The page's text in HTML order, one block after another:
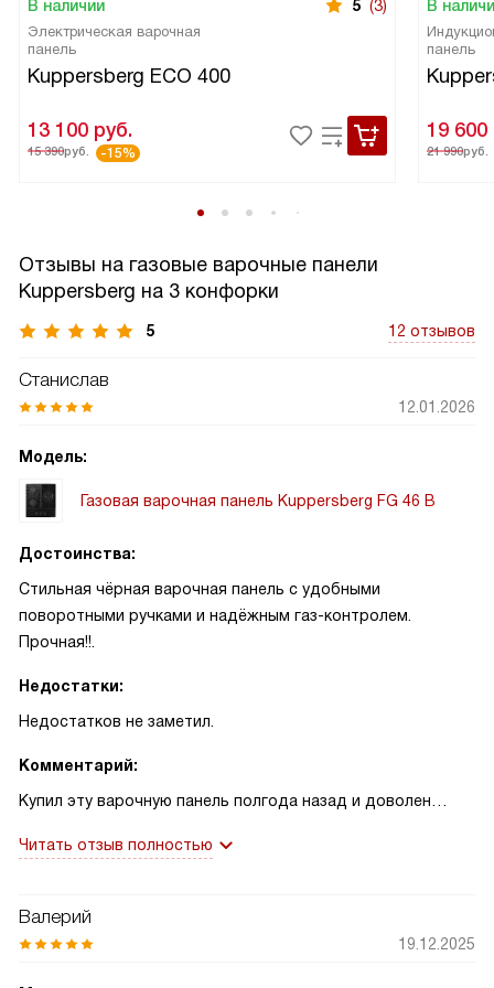
В наличии 5 (3)
Электрическая варочная
панель
Kuppersberg ECO 400
13 100 руб.
15 390руб. -15%
В
панель
19 600
21 990руб.
Отзывы на газовые варочные панели
Kuppersberg на 3 конфорки
5 12 отзывов
Станислав
12.01.2026
Модель:
Газовая варочная панель Kuppersberg FG 46 B
Достоинства:
Стильная чёрная варочная панель с удобными
поворотными ручками и надёжным газ-контролем.
Прочная!!.
Недостатки:
Недостатков не заметил.
Комментарий:
Купил эту варочную панель полгода назад и доволен
устройства оказалась большим плюсом. Три конфорки
отдельная конфорка WOK действительно мощнее — это я
Читать отзыв полностью
Валерий
19.12.2025